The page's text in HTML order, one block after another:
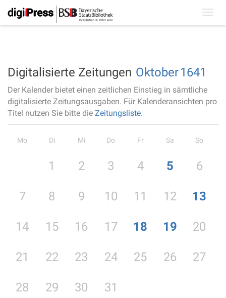
Digitalisierte Zeitungen Oktober1641
Der Kalender bietet einen zeitlichen Einstieg in sämtliche
digitalisierte Zeitungsausgaben. Für Kalenderansichten pro
Titel nutzen Sie bitte die Zeitungsliste.
Mo Di Mi Do Fr Sa So
1 2 3 4 5 6
7 8 9 10 11 12 13
14 15 16 17 18 19 20
21 22 23 24 25 26 27
28 29 30 31